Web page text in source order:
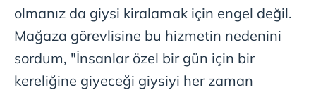
olmanız da giysi kiralamak için engel değil.
Mağaza görevlisine bu hizmetin nedenini
sordum, "İnsanlar özel bir gün için bir
kereliğine giyeceği giysiyi her zaman